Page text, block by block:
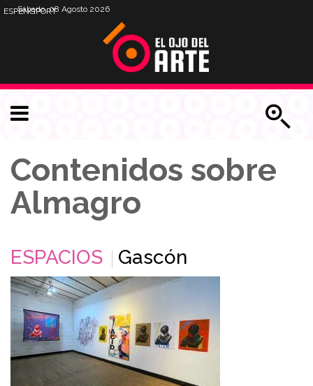
Sábado, 08 Agosto 2026
ESPENGPORT
Contenidos sobre
Almagro
ESPACIOS Gascón